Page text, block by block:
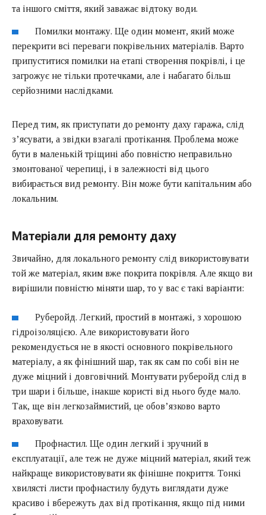
та іншого сміття, який заважає відтоку води.
Помилки монтажу. Ще один момент, який може
перекрити всі переваги покрівельних матеріалів. Варто
припуститися помилки на етапі створення покрівлі, і це
загрожує не тільки протечками, але і набагато більш
серйозними наслідками.
Перед тим, як приступати до ремонту даху гаража, слід
з’ясувати, а звідки взагалі протікання. Проблема може
бути в маленькій тріщині або повністю неправильно
змонтованої черепиці, і в залежності від цього
вибирається вид ремонту. Він може бути капітальним або
локальним.
Матеріали для ремонту даху
Звичайно, для локального ремонту слід використовувати
той же матеріал, яким вже покрита покрівля. Але якщо ви
вирішили повністю міняти шар, то у вас є такі варіанти:
Руберойд. Легкий, простий в монтажі, з хорошою
гідроізоляцією. Але використовувати його
рекомендується не в якості основного покрівельного
матеріалу, а як фінішний шар, так як сам по собі він не
дуже міцний і довговічний. Монтувати руберойд слід в
три шари і більше, інакше користі від нього буде мало.
Так, ще він легкозаймистий, це обов’язково варто
враховувати.
Профнастил. Ще один легкий і зручний в
експлуатації, але теж не дуже міцний матеріал, який теж
найкраще використовувати як фінішне покриття. Тонкі
хвилясті листи профнастилу будуть виглядати дуже
красиво і вбережуть дах від протікання, якщо під ними